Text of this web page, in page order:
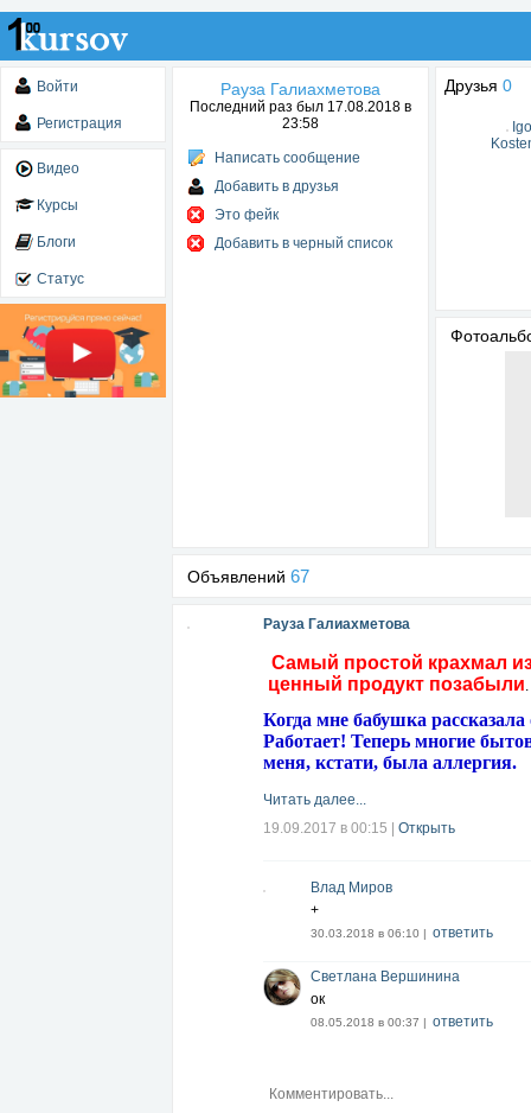
Войти
Регистрация
Видео
Курсы
Блоги
Статус
Рауза Галиахметова
Последний раз был 17.08.2018 в
23:58
Написать сообщение
Добавить в друзья
Это фейк
Добавить в черный список
Друзья 0
Объявлений 67
Рауза Галиахметова
Самый простой крахмал
ценный продукт позабыли
Когда мне бабушка
Работает! Теперь многие
меня, кстати, была аллергия.
Читать далее...
19.09.2017 в 00:15
Открыть
Влад Миров
+
30.03.2018 в 06:10 | ответить
Светлана Вершинина
ок
08.05.2018 в 00:37 | ответить